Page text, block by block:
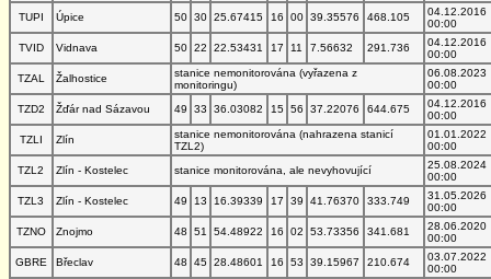
TUPI
Úpice 50 30 25.67415 16 00 39.35576 468.105
04.12.2016
00:00
TVID
Vidnava 50 22 22.53431 17 11 7.56632 291.736
04.12.2016
00:00
TZAL
Žalhostice
stanice nemonitorována (vyřazena z
monitoringu)
06.08.2023
00:00
TZD2
Žďár nad Sázavou 49 33 36.03082 15 56 37.22076 644.675
04.12.2016
00:00
TZLI
Zlín
stanice nemonitorována (nahrazena stanicí
TZL2)
01.01.2022
00:00
TZL2
Zlín - Kostelec stanice monitorována, ale nevyhovující
25.08.2024
00:00
TZL3
Zlín - Kostelec 49 13 16.39339 17 39 41.76370 333.749
31.05.2026
00:00
TZNO
Znojmo 48 51 54.48922 16 02 53.73356 341.681
28.06.2020
00:00
GBRE
Břeclav 48 45 28.48601 16 53 39.15967 210.674
03.07.2022
00:00